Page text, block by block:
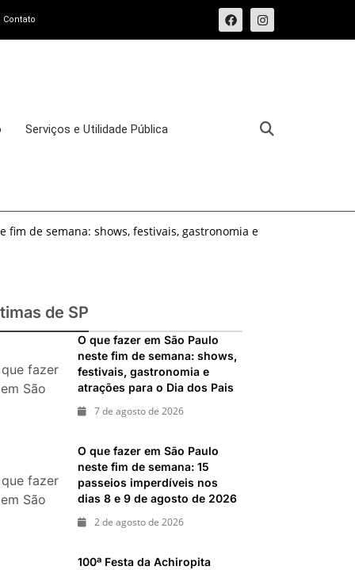
Contato
Serviços e Utilidade Pública
fim de semana: shows, festivais, gastronomia e
o Bixiga em um pedaço da Itália durante
de 2026: festas italianas, eventos,
25 e 26 de julho: festas, shows, exposições e
18 e 19 de julho de 2026: festas julinas, shows,
de SP
que fazer
em São
O que fazer em São Paulo
neste fim de semana: shows,
festivais, gastronomia e
atrações para o Dia dos Pais
7 de agosto de 2026
que fazer
em São
O que fazer em São Paulo
neste fim de semana: 15
passeios imperdíveis nos
dias 8 e 9 de agosto de 2026
2 de agosto de 2026
100ª Festa da Achiropita